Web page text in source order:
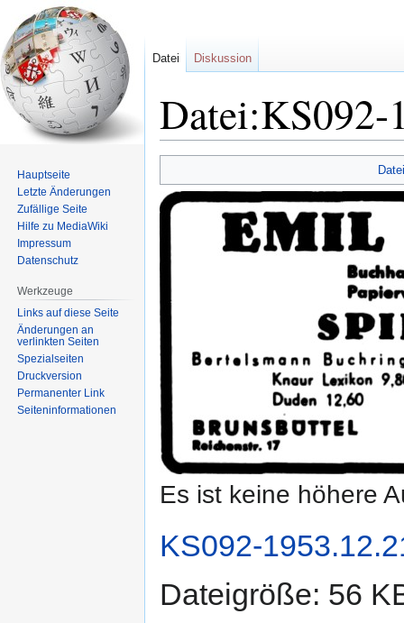
Datei:KS092-
Navigation
springen
Suche
springen
Es ist keine höhere
KS092-
Dateigröße: 56
Datei Diskussion
Hauptseite
Letzte Änderungen
Zufällige Seite
Hilfe zu MediaWiki
Impressum
Datenschutz
Werkzeuge
Links auf diese Seite
Änderungen an
verlinkten Seiten
Spezialseiten
Druckversion
Permanenter Link
Seiten­informationen